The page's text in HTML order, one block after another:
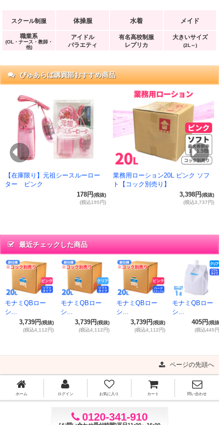
スクール制服 体操服 水着 メイド
職業系
(OL・ナース・教師・
他)
アイドル
バラエティ
有名高校制服
レプリカ
大きいサイズ
(2L～)
ぴゅあらば購買部おすすめ商品
Previous
【在庫限り】元祖シースルーロー
ター ピンク
178円(税抜)
(税込195円)
業務用ローション20L ピンク ソフ
ト【コック別売り】
3,398円(税抜)
(税込3,737円)
最近チェックした商品
モナミQBロー
シ...
3,739円(税抜)
(税込4,112円)
モナミQBロー
シ...
3,739円(税抜)
(税込4,112円)
モナミQBロー
シ...
3,739円(税抜)
(税込4,112円)
モナミQBロー
シ...
405円(税
(税込445
ページの先頭へ
ホーム ログイン お気に入り カート 問い合わせ
0120-341-910